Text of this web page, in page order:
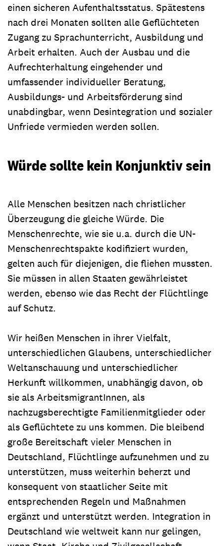
einen sicheren Aufenthaltsstatus. Spätestens
nach drei Monaten sollten alle Geflüchteten
Zugang zu Sprachunterricht, Ausbildung und
Arbeit erhalten. Auch der Ausbau und die
Aufrechterhaltung eingehender und
umfassender individueller Beratung,
Ausbildungs- und Arbeitsförderung sind
unabdingbar, wenn Desintegration und sozialer
Unfriede vermieden werden sollen.
Würde sollte kein Konjunktiv sein
Alle Menschen besitzen nach christlicher
Überzeugung die gleiche Würde. Die
Menschenrechte, wie sie u.a. durch die UN-
Menschenrechtspakte kodifiziert wurden,
gelten auch für diejenigen, die fliehen mussten.
Sie müssen in allen Staaten gewährleistet
werden, ebenso wie das Recht der Flüchtlinge
auf Schutz.
Wir heißen Menschen in ihrer Vielfalt,
unterschiedlichen Glaubens, unterschiedlicher
Weltanschauung und unterschiedlicher
Herkunft willkommen, unabhängig davon, ob
sie als ArbeitsmigrantInnen, als
nachzugsberechtigte Familienmitglieder oder
als Geflüchtete zu uns kommen. Die bleibend
große Bereitschaft vieler Menschen in
Deutschland, Flüchtlinge aufzunehmen und zu
unterstützen, muss weiterhin beherzt und
konsequent von staatlicher Seite mit
entsprechenden Regeln und Maßnahmen
ergänzt und unterstützt werden. Integration in
Deutschland wie weltweit kann nur gelingen,